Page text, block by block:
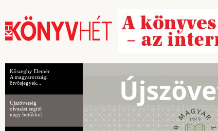
Kőszeghy Elemér
A magyarországi
ötvösjegyek...
Újszövetség
olvasást segítő
nagy betűkkel